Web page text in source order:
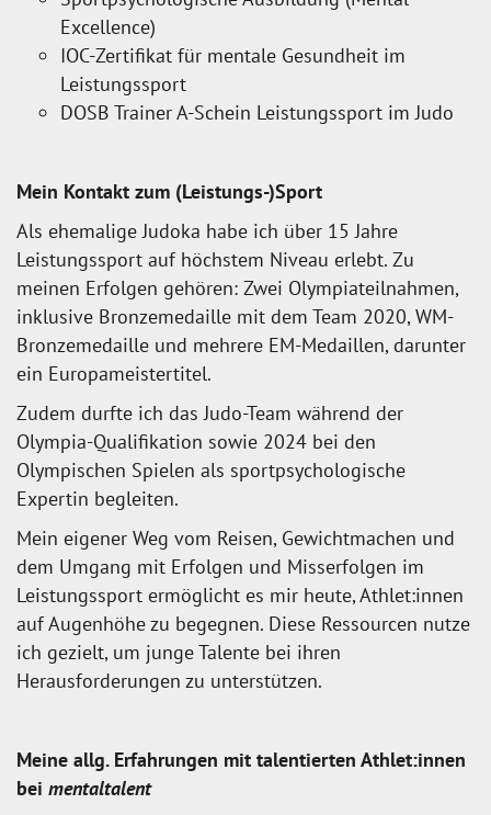
Excellence)
IOC-Zertifikat für mentale Gesundheit im
Leistungssport
DOSB Trainer A-Schein Leistungssport im Judo
Mein Kontakt zum (Leistungs-)Sport
Als ehemalige Judoka habe ich über 15 Jahre
Leistungssport auf höchstem Niveau erlebt. Zu
meinen Erfolgen gehören: Zwei Olympiateilnahmen,
inklusive Bronzemedaille mit dem Team 2020, WM-
Bronzemedaille und mehrere EM-Medaillen, darunter
ein Europameistertitel.
Zudem durfte ich das Judo-Team während der
Olympia-Qualifikation sowie 2024 bei den
Olympischen Spielen als sportpsychologische
Expertin begleiten.
Mein eigener Weg vom Reisen, Gewichtmachen und
dem Umgang mit Erfolgen und Misserfolgen im
Leistungssport ermöglicht es mir heute, Athlet:innen
auf Augenhöhe zu begegnen. Diese Ressourcen nutze
ich gezielt, um junge Talente bei ihren
Herausforderungen zu unterstützen.
Meine allg. Erfahrungen mit talentierten Athlet:innen
bei mentaltalent